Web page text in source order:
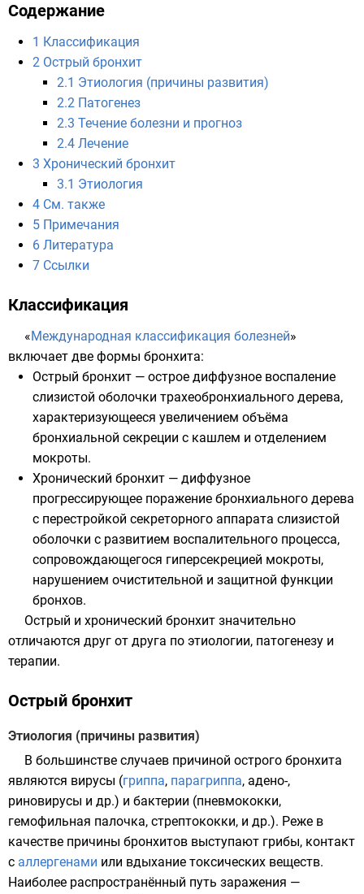
Содержание
1 Классификация
2 Острый бронхит
2.1 Этиология (причины развития)
2.2 Патогенез
2.3 Течение болезни и прогноз
2.4 Лечение
3 Хронический бронхит
3.1 Этиология
4 См. также
5 Примечания
6 Литература
7 Ссылки
Классификация
«Международная классификация болезней»
включает две формы бронхита:
Острый бронхит — острое диффузное воспаление
слизистой оболочки трахеобронхиального дерева,
характеризующееся увеличением объёма
бронхиальной секреции с кашлем и отделением
мокроты.
Хронический бронхит — диффузное
прогрессирующее поражение бронхиального дерева
с перестройкой секреторного аппарата слизистой
оболочки с развитием воспалительного процесса,
сопровождающегося гиперсекрецией мокроты,
нарушением очистительной и защитной функции
бронхов.
Острый и хронический бронхит значительно
отличаются друг от друга по этиологии, патогенезу и
терапии.
Острый бронхит
Этиология (причины развития)
В большинстве случаев причиной острого бронхита
являются вирусы (гриппа, парагриппа, адено-,
риновирусы и др.) и бактерии (пневмококки,
гемофильная палочка, стрептококки, и др.). Реже в
качестве причины бронхитов выступают грибы, контакт
с аллергенами или вдыхание токсических веществ.
Наиболее распространённый путь заражения —